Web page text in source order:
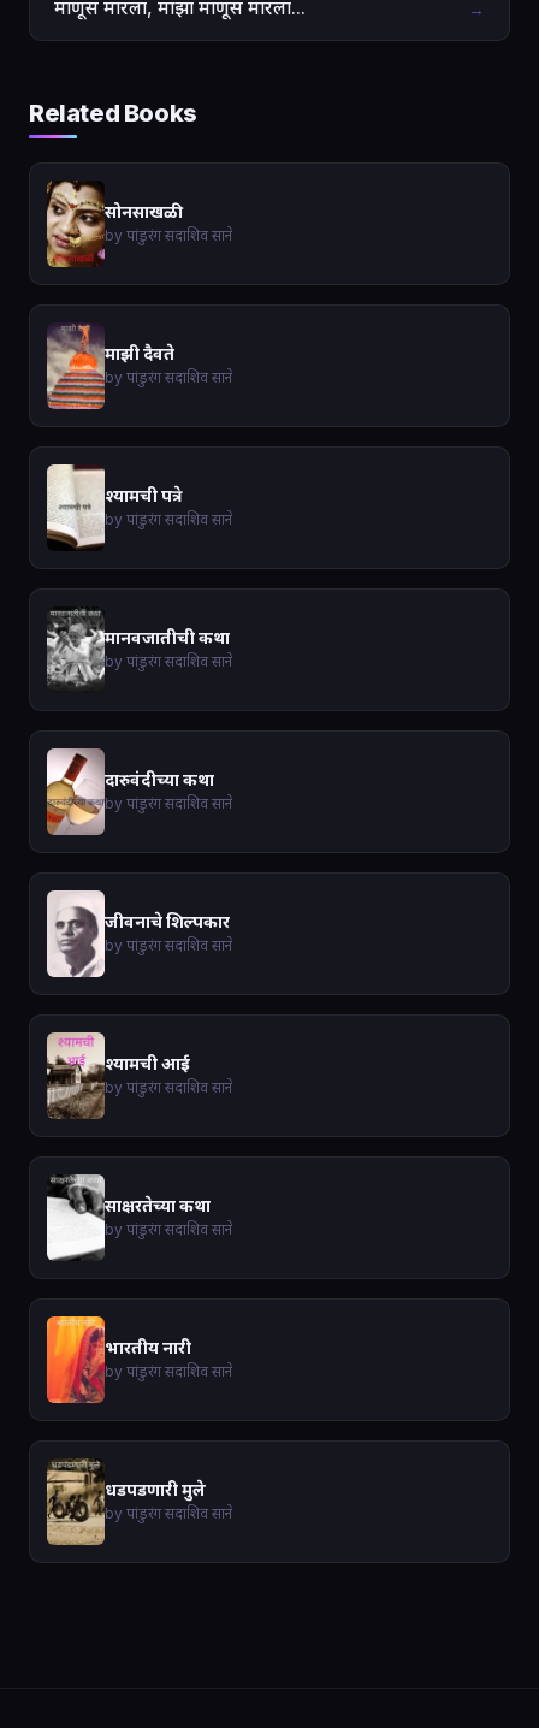
माणूस मारला, माझा माणूस मारला... →
Related Books
सोनसाखळी
by पांडुरंग सदाशिव साने
माझी दैवते
by पांडुरंग सदाशिव साने
श्यामची पत्रे
by पांडुरंग सदाशिव साने
मानवजातीची कथा
by पांडुरंग सदाशिव साने
दारुवंदीच्या कथा
by पांडुरंग सदाशिव साने
जीवनाचे शिल्पकार
by पांडुरंग सदाशिव साने
श्यामची आई
by पांडुरंग सदाशिव साने
साक्षरतेच्या कथा
by पांडुरंग सदाशिव साने
भारतीय नारी
by पांडुरंग सदाशिव साने
धडपडणारी मुले
by पांडुरंग सदाशिव साने